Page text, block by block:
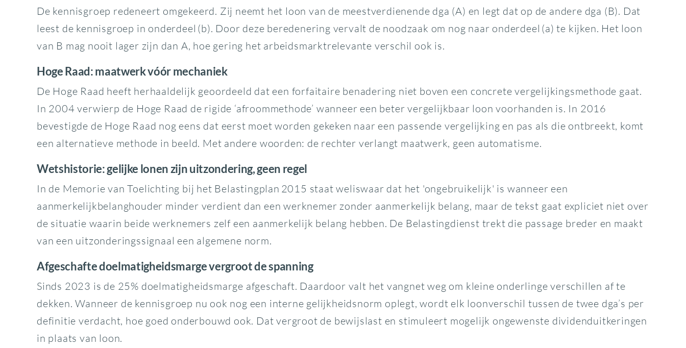
De kennisgroep redeneert omgekeerd. Zij neemt het loon van de meestverdienende dga (A) en legt dat op de andere dga (B). Dat
leest de kennisgroep in onderdeel (b). Door deze beredenering vervalt de noodzaak om nog naar onderdeel (a) te kijken. Het loon
van B mag nooit lager zijn dan A, hoe gering het arbeidsmarktrelevante verschil ook is.
Hoge Raad: maatwerk vóór mechaniek
De Hoge Raad heeft herhaaldelijk geoordeeld dat een forfaitaire benadering niet boven een concrete vergelijkingsmethode gaat.
In 2004 verwierp de Hoge Raad de rigide ‘afroommethode’ wanneer een beter vergelijkbaar loon voorhanden is. In 2016
bevestigde de Hoge Raad nog eens dat eerst moet worden gekeken naar een passende vergelijking en pas als die ontbreekt, komt
een alternatieve methode in beeld. Met andere woorden: de rechter verlangt maatwerk, geen automatisme.
Wetshistorie: gelijke lonen zijn uitzondering, geen regel
In de Memorie van Toelichting bij het Belastingplan 2015 staat weliswaar dat het 'ongebruikelijk' is wanneer een
aanmerkelijkbelanghouder minder verdient dan een werknemer zonder aanmerkelijk belang, maar de tekst gaat expliciet niet over
de situatie waarin beide werknemers zelf een aanmerkelijk belang hebben. De Belastingdienst trekt die passage breder en maakt
van een uitzonderingssignaal een algemene norm.
Afgeschafte doelmatigheidsmarge vergroot de spanning
Sinds 2023 is de 25% doelmatigheidsmarge afgeschaft. Daardoor valt het vangnet weg om kleine onderlinge verschillen af te
dekken. Wanneer de kennisgroep nu ook nog een interne gelijkheidsnorm oplegt, wordt elk loonverschil tussen de twee dga’s per
definitie verdacht, hoe goed onderbouwd ook. Dat vergroot de bewijslast en stimuleert mogelijk ongewenste dividenduitkeringen
in plaats van loon.